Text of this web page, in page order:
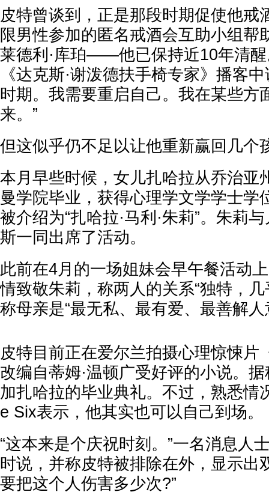
皮特曾谈到，正是那段时期促使他戒
限男性参加的匿名戒酒会互助小组
莱德利·库珀——他已保持近10年清
《达克斯·谢泼德扶手椅专家》播客
时期。我需要重启自己。我在某些方
来。”
但这似乎仍不足以让他重新赢回几个
本月早些时候，女儿扎哈拉从乔治亚
曼学院毕业，获得心理学文学学士学
被介绍为“扎哈拉·马利·朱莉”。朱莉
斯一同出席了活动。
此前在4月的一场姐妹会早午餐活动
情致敬朱莉，称两人的关系“独特，
称母亲是“最无私、最有爱、最善解人
皮特目前正在爱尔兰拍摄心理惊悚片
改编自蒂姆·温顿广受好评的小说。
加扎哈拉的毕业典礼。不过，熟悉情
e Six表示，他其实也可以自己到场。
“这本来是个庆祝时刻。”一名消息人
时说，并称皮特被排除在外，显示出
要把这个人伤害多少次?”